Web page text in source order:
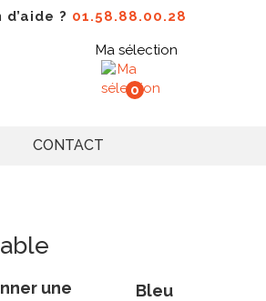
? 01.58.88.00.28
Ma sélection
0
CONTACT
une
Bleu